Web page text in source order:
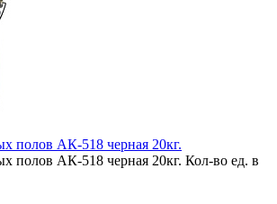
полов АК-518 черная 20кг.
полов АК-518 черная 20кг. Кол-во ед. в